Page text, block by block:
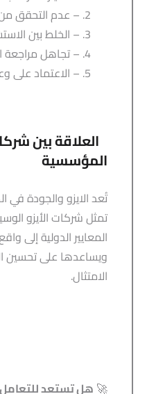
– عدم التحقق من
– الخلط بين
– تجاهل مراجعة
– الاعتماد على
العلاقة بين
المؤسسية
تُعد الايزو والجودة في
تمثل شركات الأيزو
المعايير الدولية إلى
ويساعدها على تحسين
الامتثال.
🚀 هل تستعد